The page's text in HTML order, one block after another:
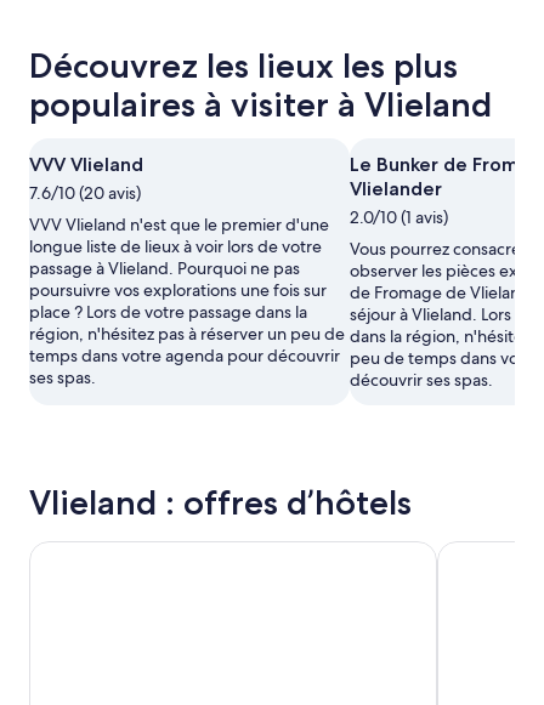
Découvrez les lieux les plus
populaires à visiter à Vlieland
VVV Vlieland
7.6/10 (20 avis)
VVV Vlieland n'est que le premier d'une
longue liste de lieux à voir lors de votre
passage à Vlieland. Pourquoi ne pas
poursuivre vos explorations une fois sur
place ? Lors de votre passage dans la
région, n'hésitez pas à réserver un peu de
temps dans votre agenda pour découvrir
ses spas.
Le Bunker de
Vlielander
2.0/10 (1 avis)
Vous pourrez consacrer
observer les pièces
de Fromage de
séjour à Vlieland. Lors de
dans la région, n'hésitez
peu de temps dans
découvrir ses spas.
Vlieland : offres d’hôtels
WestCord Strandhotel Seeduyn Hotel